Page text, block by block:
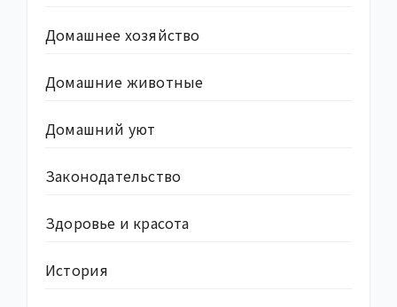
Домашнее хозяйство
Домашние животные
Домашний уют
Законодательство
Здоровье и красота
История